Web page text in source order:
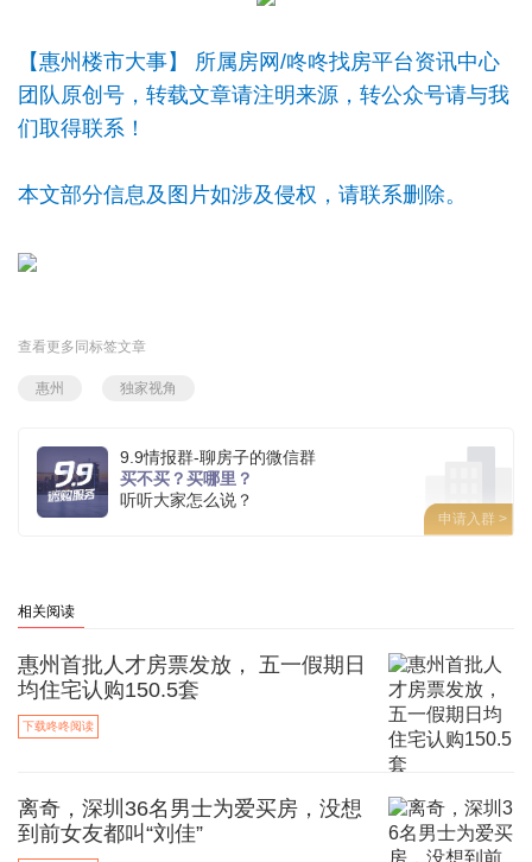
【惠州楼市大事】 所属房网/咚咚找房平台资讯中心
团队原创号，转载文章请注明来源，转公众号请与我
们取得联系！
本文部分信息及图片如涉及侵权，请联系删除。
查看更多同标签文章
惠州 独家视角
9.9情报群-聊房子的微信群
买不买？买哪里？
听听大家怎么说？
申请入群 >
相关阅读
惠州首批人才房票发放， 五一假期日
均住宅认购150.5套
下载咚咚阅读
离奇，深圳36名男士为爱买房，没想
到前女友都叫“刘佳”